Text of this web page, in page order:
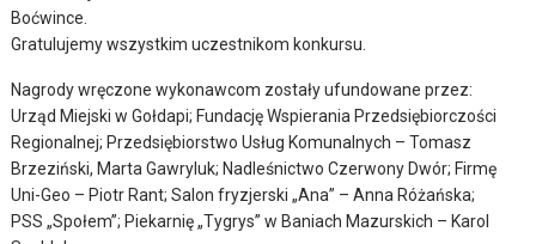
Boćwince.
Gratulujemy wszystkim uczestnikom konkursu.
Nagrody wręczone wykonawcom zostały ufundowane przez:
Urząd Miejski w Gołdapi; Fundację Wspierania Przedsiębiorczości
Regionalnej; Przedsiębiorstwo Usług Komunalnych – Tomasz
Brzeziński, Marta Gawryluk; Nadleśnictwo Czerwony Dwór; Firmę
Uni-Geo – Piotr Rant; Salon fryzjerski „Ana” – Anna Różańska;
PSS „Społem”; Piekarnię „Tygrys” w Baniach Mazurskich – Karol